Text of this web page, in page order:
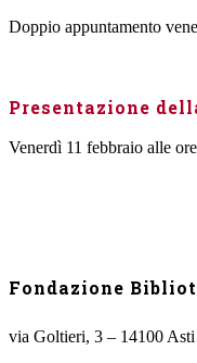
Doppio appuntamento
Presentazione
Venerdì 11 febbraio alle
Fondazione
via Goltieri, 3 – 14100